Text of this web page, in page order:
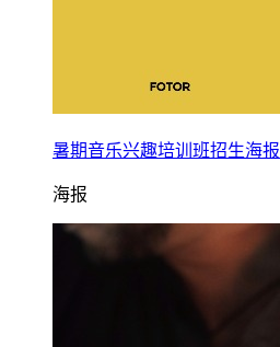
暑期音乐兴趣培训班招生海报
海报